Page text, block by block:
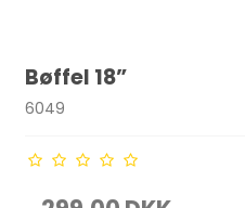
Bøffel 18”
6049